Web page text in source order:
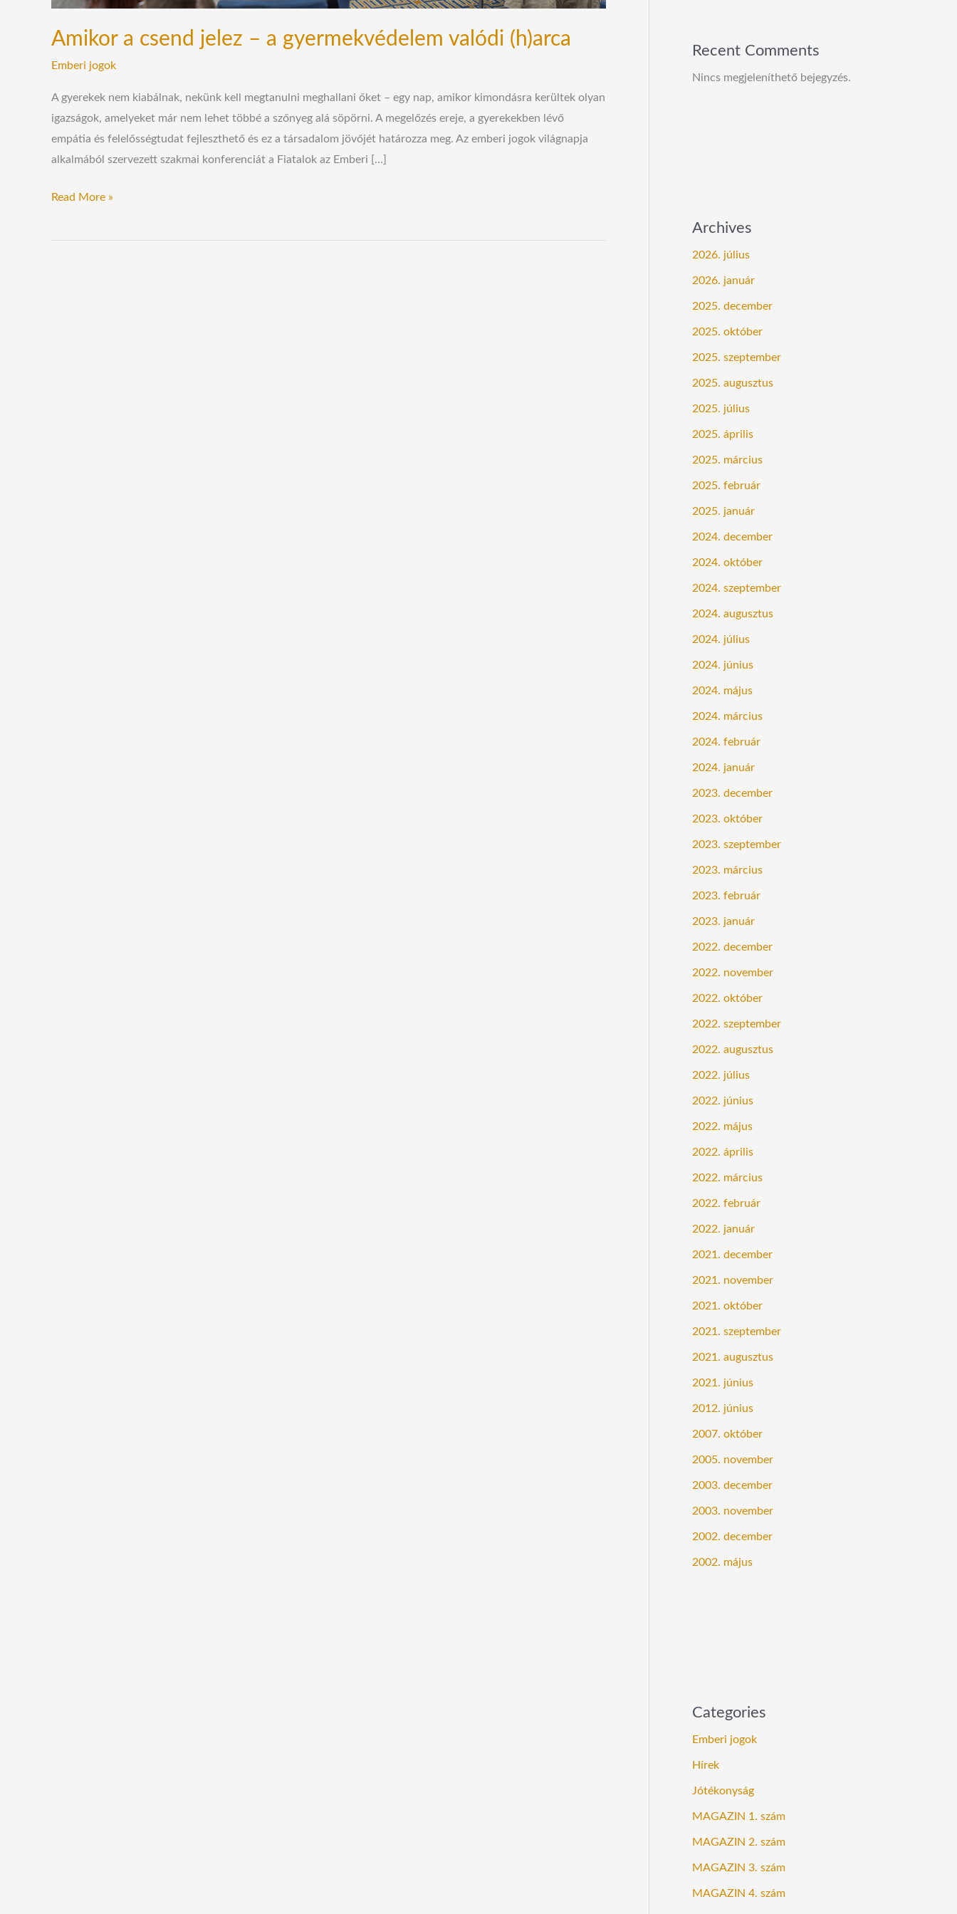
Amikor a csend jelez – a gyermekvédelem valódi (h)arca
Emberi jogok
A gyerekek nem kiabálnak, nekünk kell megtanulni meghallani őket – egy nap, amikor kimondásra kerültek olyan
igazságok, amelyeket már nem lehet többé a szőnyeg alá söpörni. A megelőzés ereje, a gyerekekben lévő
empátia és felelősségtudat fejleszthető és ez a társadalom jövőjét határozza meg. Az emberi jogok világnapja
alkalmából szervezett szakmai konferenciát a Fiatalok az Emberi […]
Read More »
Recent Comments
Nincs megjeleníthető bejegyzés.
Archives
2026. július
2026. január
2025. december
2025. október
2025. szeptember
2025. augusztus
2025. július
2025. április
2025. március
2025. február
2025. január
2024. december
2024. október
2024. szeptember
2024. augusztus
2024. július
2024. június
2024. május
2024. március
2024. február
2024. január
2023. december
2023. október
2023. szeptember
2023. március
2023. február
2023. január
2022. december
2022. november
2022. október
2022. szeptember
2022. augusztus
2022. július
2022. június
2022. május
2022. április
2022. március
2022. február
2022. január
2021. december
2021. november
2021. október
2021. szeptember
2021. augusztus
2021. június
2012. június
2007. október
2005. november
2003. december
2003. november
2002. december
2002. május
Categories
Emberi jogok
Hírek
Jótékonyság
MAGAZIN 1. szám
MAGAZIN 2. szám
MAGAZIN 3. szám
MAGAZIN 4. szám